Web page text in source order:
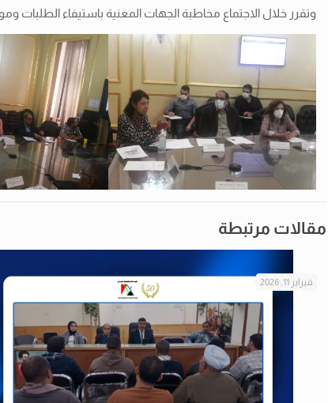
وتقرر خلال الاجتماع مخاطبة الجهات المعنية باستيفاء الطلبات
مقالات مرتبطة
فبراير 11, 2026